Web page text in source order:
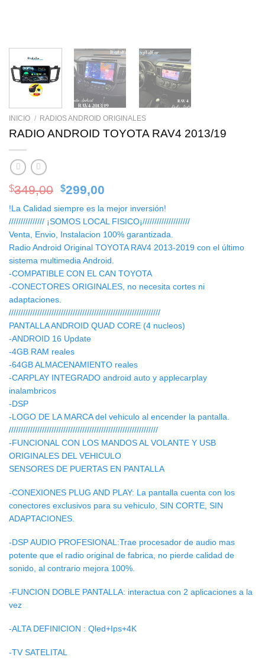
INICIO / RADIOS ANDROID ORIGINALES
RADIO ANDROID TOYOTA RAV4 2013/19
$349,00 Original
price
was:
$349,00.
$299,00
is:
$299,00.
!La Calidad siempre es la mejor inversión!
/////////////// ¡SOMOS LOCAL FISICO¡////////////////////
Venta, Envio, Instalacion 100% garantizada.
Radio Android Original TOYOTA RAV4 2013-2019 con el último
sistema multimedia Android.
-COMPATIBLE CON EL CAN TOYOTA
-CONECTORES ORIGINALES, no necesita cortes ni
adaptaciones.
////////////////////////////////////////////////////////////////
PANTALLA ANDROID QUAD CORE (4 nucleos)
-ANDROID 16 Update
-4GB RAM reales
-64GB ALMACENAMIENTO reales
-CARPLAY INTEGRADO android auto y applecarplay
inalambricos
-DSP
-LOGO DE LA MARCA del vehiculo al encender la pantalla.
///////////////////////////////////////////////////////////////
-FUNCIONAL CON LOS MANDOS AL VOLANTE Y USB
ORIGINALES DEL VEHICULO
SENSORES DE PUERTAS EN PANTALLA
-CONEXIONES PLUG AND PLAY: La pantalla cuenta con los
conectores exclusivos para su vehiculo, SIN CORTE, SIN
ADAPTACIONES.
-DSP AUDIO PROFESIONAL:Trae procesador de audio mas
potente que el radio original de fabrica, no pierde calidad de
sonido, al contrario mejora 100%.
-FUNCION DOBLE PANTALLA: interactua con 2 aplicaciones a la
vez
-ALTA DEFINICION : Qled+Ips+4K
-TV SATELITAL